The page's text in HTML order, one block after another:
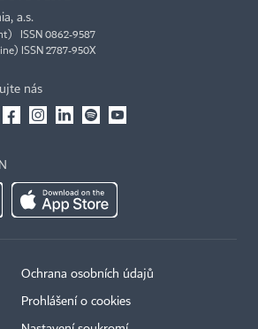
a.s.
ISSN 0862-9587
ISSN 2787-950X
nás
Ochrana osobních údajů
Prohlášení o cookies